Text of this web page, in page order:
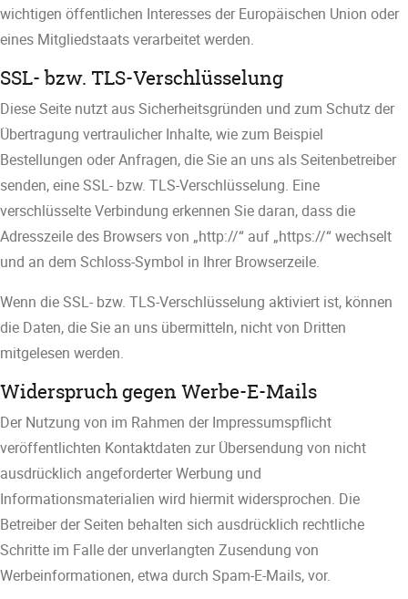
wichtigen öffentlichen Interesses der Europäischen Union oder
eines Mitgliedstaats verarbeitet werden.
SSL- bzw. TLS-Verschlüsselung
Diese Seite nutzt aus Sicherheitsgründen und zum Schutz der
Übertragung vertraulicher Inhalte, wie zum Beispiel
Bestellungen oder Anfragen, die Sie an uns als Seitenbetreiber
senden, eine SSL- bzw. TLS-Verschlüsselung. Eine
verschlüsselte Verbindung erkennen Sie daran, dass die
Adresszeile des Browsers von „http://“ auf „https://“ wechselt
und an dem Schloss-Symbol in Ihrer Browserzeile.
Wenn die SSL- bzw. TLS-Verschlüsselung aktiviert ist, können
die Daten, die Sie an uns übermitteln, nicht von Dritten
mitgelesen werden.
Widerspruch gegen Werbe-E-Mails
Der Nutzung von im Rahmen der Impressumspflicht
veröffentlichten Kontaktdaten zur Übersendung von nicht
ausdrücklich angeforderter Werbung und
Informationsmaterialien wird hiermit widersprochen. Die
Betreiber der Seiten behalten sich ausdrücklich rechtliche
Schritte im Falle der unverlangten Zusendung von
Werbeinformationen, etwa durch Spam-E-Mails, vor.